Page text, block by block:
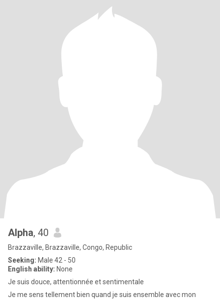
Alpha, 40
Brazzaville, Brazzaville, Congo, Republic
Seeking: Male 42 - 50
English ability: None
Je suis douce, attentionnée et sentimentale
Je me sens tellement bien quand je suis ensemble avec mon